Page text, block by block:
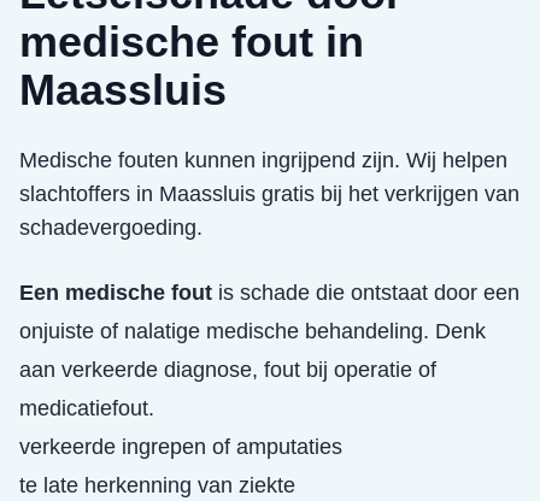
medische fout in
Maassluis
Medische fouten kunnen ingrijpend zijn. Wij helpen
slachtoffers in Maassluis gratis bij het verkrijgen van
schadevergoeding.
Een medische fout is schade die ontstaat door een
onjuiste of nalatige medische behandeling. Denk
aan verkeerde diagnose, fout bij operatie of
medicatiefout.
verkeerde ingrepen of amputaties
te late herkenning van ziekte